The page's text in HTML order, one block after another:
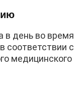
в день во время
соответствии с
медицинского